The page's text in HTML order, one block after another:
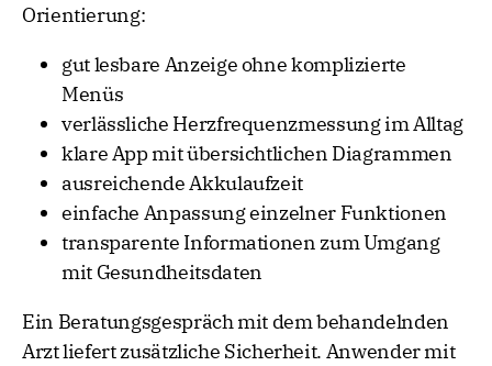
Orientierung:
gut lesbare Anzeige ohne komplizierte
Menüs
verlässliche Herzfrequenzmessung im Alltag
klare App mit übersichtlichen Diagrammen
ausreichende Akkulaufzeit
einfache Anpassung einzelner Funktionen
transparente Informationen zum Umgang
mit Gesundheitsdaten
Ein Beratungsgespräch mit dem behandelnden
Arzt liefert zusätzliche Sicherheit. Anwender mit